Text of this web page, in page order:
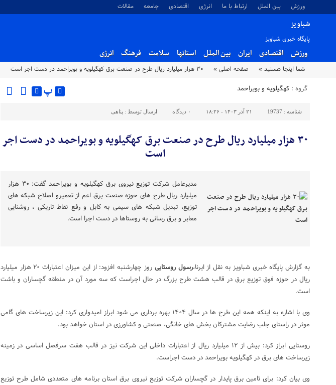
ورزش بین الملل ارتباط با ما انرژی اقتصادی جامعه مقالات
شباویز
پایگاه خبری شباویز
ورزش اقتصادی ایران بین الملل استانها سلامت فرهنگ انرژی
شما اینجا هستید » صفحه اصلی » ۳۰ هزار میلیارد ریال طرح در صنعت برق کهگیلویه و بویراحمد در دست اجر است
گروه : کهگیلویه و بویراحمد پ
شناسه : 19737 ۲۱ آذر ۱۴۰۳ - ۱۸:۲۶ ۰ دیدگاه ارسال توسط : پناهی
۳۰ هزار میلیارد ریال طرح در صنعت برق کهگیلویه و بویراحمد در دست اجر
است
مدیرعامل شرکت توزیع نیروی برق کهگیلویه و بویراحمد گفت: ۳۰ هزار
میلیارد ریال طرح های حوزه صنعت برق اعم از تعمیرو اصلاح شبکه های
توزیع، تبدیل شبکه های سیمی به کابل و رفع نقاط تاریکی ، روشنایی
معابر و برق رسانی به روستاها در دست اجرا است.
به گزارش پایگاه خبری شباویز به نقل از ایرنا،رسول روستایی
روز چهارشنبه افزود: از این میزان اعتبارات ۲۰ هزار میلیارد
ریال در حوزه فوق توزیع برق در قالب هشت طرح بزرگ در حال اجراست که سه مورد آن در منطقه گچساران و باشت
است.
وی با اشاره به اینکه همه این طرح ها در سال ۱۴۰۴ بهره برداری می شود ابراز امیدواری کرد: این زیرساخت های گامی
موثر در راستای جلب رضایت مشترکان بخش های خانگی، صنعتی و کشاورزی در استان خواهد بود.
روستایی ابراز کرد: بیش از ۱۲ میلیارد ریال از اعتبارات داخلی این شرکت نیز در قالب هفت سرفصل اساسی در زمینه
زیرساخت های برق در کهگیلویه بویراحمد در دست اجراست.
وی بیان کرد: برای تامین برق پایدار در گچساران شرکت توزیع نیروی برق استان برنامه های متعددی شامل طرح توزیع